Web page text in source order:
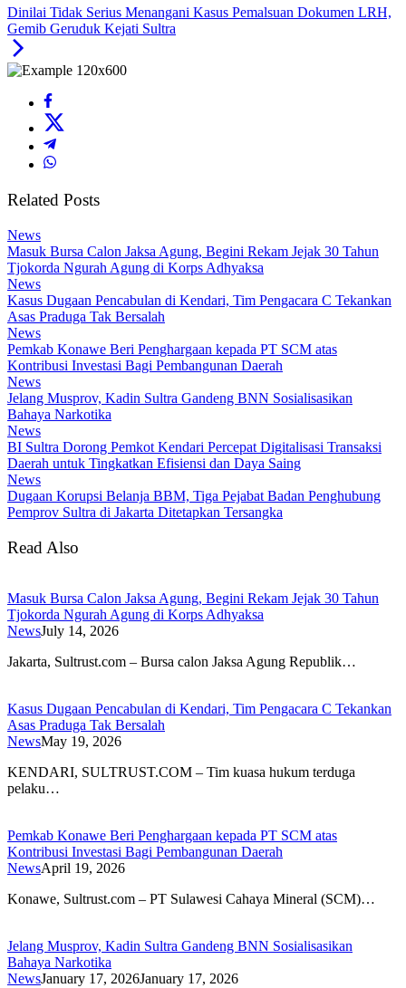
Dinilai Tidak Serius Menangani Kasus Pemalsuan Dokumen LRH,
Gemib Geruduk Kejati Sultra
Related Posts
News
Masuk Bursa Calon Jaksa Agung, Begini Rekam Jejak 30 Tahun
Tjokorda Ngurah Agung di Korps Adhyaksa
News
Kasus Dugaan Pencabulan di Kendari, Tim Pengacara C Tekankan
Asas Praduga Tak Bersalah
News
Pemkab Konawe Beri Penghargaan kepada PT SCM atas
Kontribusi Investasi Bagi Pembangunan Daerah
News
Jelang Musprov, Kadin Sultra Gandeng BNN Sosialisasikan
Bahaya Narkotika
News
BI Sultra Dorong Pemkot Kendari Percepat Digitalisasi Transaksi
Daerah untuk Tingkatkan Efisiensi dan Daya Saing
News
Dugaan Korupsi Belanja BBM, Tiga Pejabat Badan Penghubung
Pemprov Sultra di Jakarta Ditetapkan Tersangka
Read Also
Masuk Bursa Calon Jaksa Agung, Begini Rekam Jejak 30 Tahun
Tjokorda Ngurah Agung di Korps Adhyaksa
NewsJuly 14, 2026
​Jakarta, Sultrust.com – Bursa calon Jaksa Agung Republik…
Kasus Dugaan Pencabulan di Kendari, Tim Pengacara C Tekankan
Asas Praduga Tak Bersalah
NewsMay 19, 2026
KENDARI, SULTRUST.COM – Tim kuasa hukum terduga
pelaku…
Pemkab Konawe Beri Penghargaan kepada PT SCM atas
Kontribusi Investasi Bagi Pembangunan Daerah
NewsApril 19, 2026
Konawe, Sultrust.com – PT Sulawesi Cahaya Mineral (SCM)…
Jelang Musprov, Kadin Sultra Gandeng BNN Sosialisasikan
Bahaya Narkotika
NewsJanuary 17, 2026January 17, 2026